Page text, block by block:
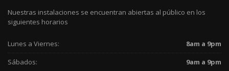
Nuestras instalaciones se encuentran abiertas al público en los
siguientes horarios
Lunes a Viernes:
8am a 9pm
Sábados:
9am a 9pm